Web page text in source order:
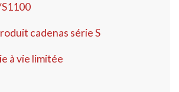
cadenas série S
à vie limitée